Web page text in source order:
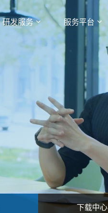
研发服务 服务平台
下载中心